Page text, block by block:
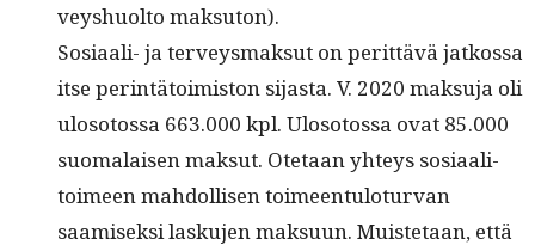
veyshuolto maksuton).
Sosi­aali- ja ter­veysmak­sut on perit­tävä jatkos­sa
itse per­in­tä­toimis­ton sijas­ta. V. 2020 mak­su­ja oli
uloso­to­ssa 663.000 kpl. Uloso­to­ssa ovat 85.000
suo­ma­laisen mak­sut. Ote­taan yhteys sosi­aal­i­
toimeen mah­dol­lisen toimeen­tu­lo­tur­van
saamisek­si lasku­jen mak­su­un. Muis­te­taan, että